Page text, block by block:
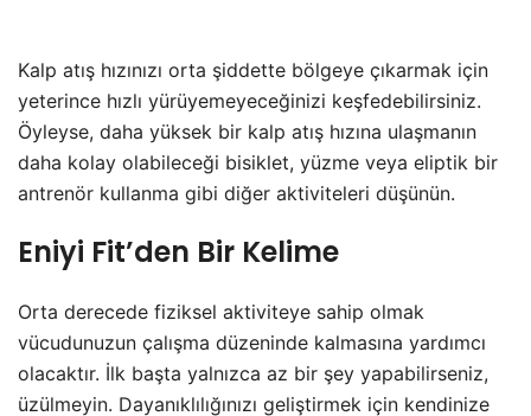
Kalp atış hızınızı orta şiddette bölgeye çıkarmak için
yeterince hızlı yürüyemeyeceğinizi keşfedebilirsiniz.
Öyleyse, daha yüksek bir kalp atış hızına ulaşmanın
daha kolay olabileceği bisiklet, yüzme veya eliptik bir
antrenör kullanma gibi diğer aktiviteleri düşünün.
Eniyi Fit’den Bir Kelime
Orta derecede fiziksel aktiviteye sahip olmak
vücudunuzun çalışma düzeninde kalmasına yardımcı
olacaktır. İlk başta yalnızca az bir şey yapabilirseniz,
üzülmeyin. Dayanıklılığınızı geliştirmek için kendinize